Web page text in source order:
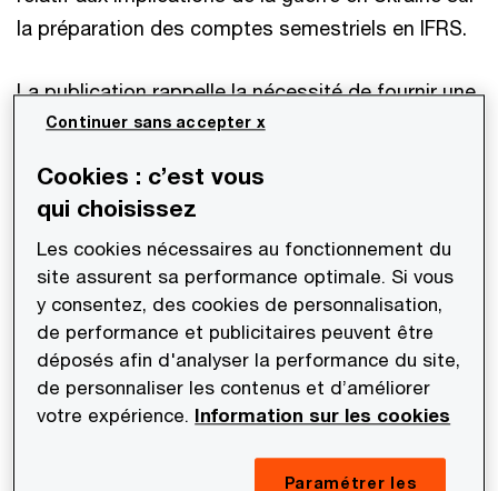
la préparation des comptes semestriels en IFRS.
La publication rappelle la nécessité de fournir une
information utile pour les utilisateurs, qui reflète
possible, les impacts attendus de l'invasion de
l'Ukraine sur le bilan, la performance et les flux de
trésorerie des émetteurs.
L'ESMA souligne également l'importance de
communiquer sur les principaux risques et
incertitudes auxquels les émetteurs sont
confrontés.
Les émetteurs sont encouragés à regrouper cette
Cookies : c’est vous
qui choisissez
Les cookies nécessaires au fonctionnement du
site assurent sa performance optimale. Si vous
y consentez, des cookies de personnalisation,
de performance et publicitaires peuvent être
déposés afin d'analyser la performance du site,
de personnaliser les contenus et d’améliorer
votre expérience. Information sur les cookies
Paramétrer les
Continuer sans accepter x